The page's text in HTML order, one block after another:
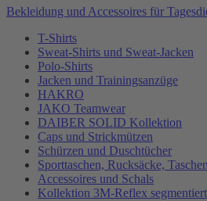
Bekleidung und Accessoires für
T-Shirts
Sweat-Shirts und Sweat-Jacken
Polo-Shirts
Jacken und Trainingsanzüge
HAKRO
JAKO Teamwear
DAIBER SOLID Kollektion
Caps und Strickmützen
Schürzen und Duschtücher
Sporttaschen, Rucksäcke,
Accessoires und Schals
Kollektion 3M-Reflex segmentiert